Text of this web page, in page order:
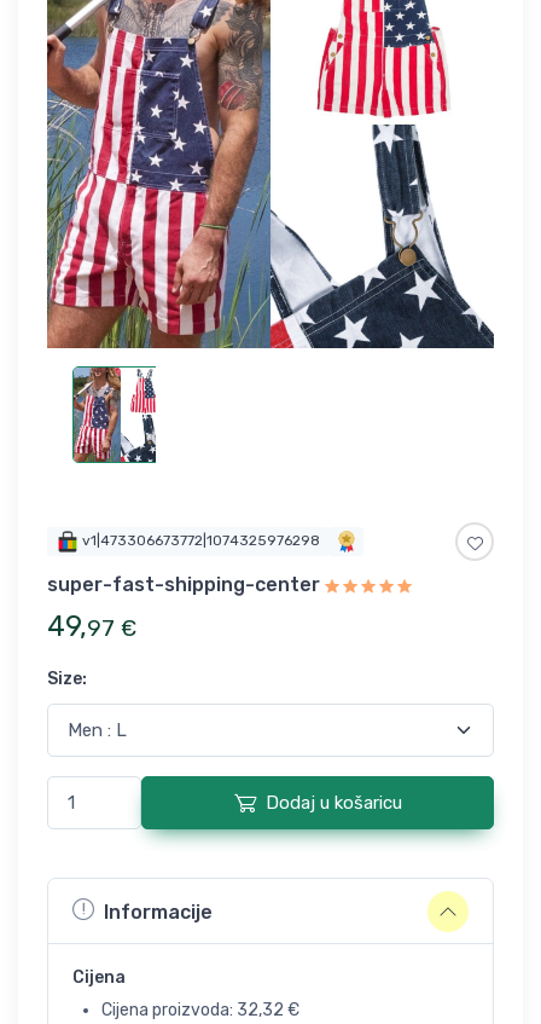
v1|473306673772|1074325976298
super-fast-shipping-center
49,97 €
Size:
Dodaj u košaricu
Informacije
Cijena
Cijena proizvoda: 32,32 €